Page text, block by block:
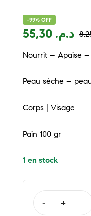
-99% OFF
د.م.
Nourrit – Apaise
Peau sèche –
Corps | Visage
Pain 100 gr
1 en stock
- +